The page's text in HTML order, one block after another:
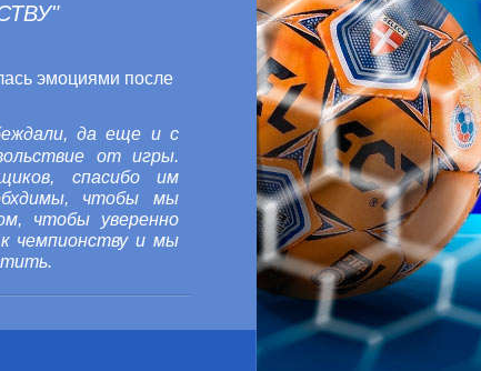
эмоциями после
да еще и с
от игры.
, спасибо им
чтобы мы
чтобы уверенно
чемпионству и мы